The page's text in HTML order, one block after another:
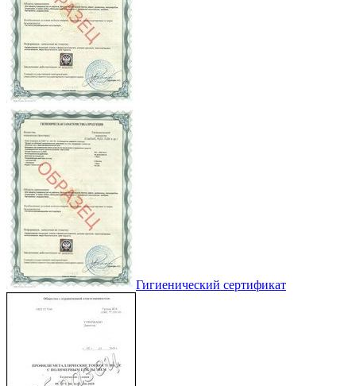
Гигиенический сертификат